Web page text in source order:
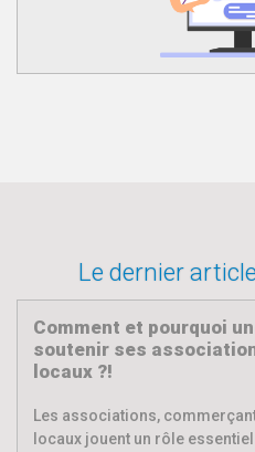
Le dernier
Comment et pourquoi
soutenir ses
locaux ?!
Les associations,
locaux jouent un rôle